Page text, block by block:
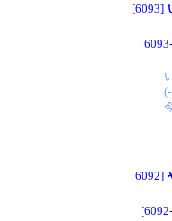
[6093]
[6092]